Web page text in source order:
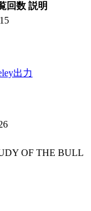
回数 説明
出力
OF THE BULL